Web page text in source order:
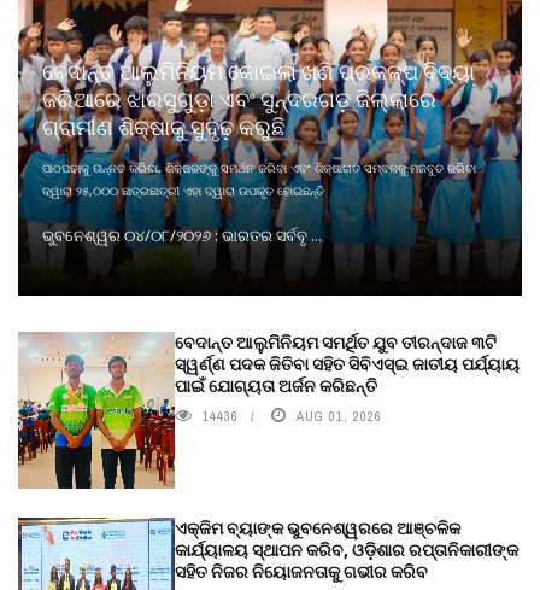
ବେଦାନ୍ତ ଆଲୁମିନିୟମ କୋଇଲା ଖଣି ପ୍ରକଳ୍ପ ବିଦ୍ୟା
ଜରିଆରେ ଝାରସୁଗୁଡ଼ା ଏବଂ ସୁନ୍ଦରଗଡ଼ ଜିଲ୍ଲାରେ
ଗ୍ରାମୀଣ ଶିକ୍ଷାକୁ ସୁଦୃଢ଼ କରୁଛି
ପାଠପଢାକୁ ଉନ୍ନତ କରିବା, ଶିକ୍ଷକଙ୍କୁ ସମର୍ଥନ କରିବା ଏବଂ ଶିକ୍ଷାଗତ ସମ୍ବଳକୁ ମଜବୁତ କରିବା
ଦ୍ୱାରା ୨୫,୦୦୦ ଛାତ୍ରଛାତ୍ରୀ ଏହା ଦ୍ୱାରା ଉପକୃତ ହୋଇଛନ୍ତି
ଭୁବନେଶ୍ୱର ୦୪/୦୮/୨୦୨୬ : ଭାରତର ସର୍ବବୃ ...
ବେଦାନ୍ତ ଆଲୁମିନିୟମ ସମର୍ଥିତ ଯୁବ ତୀରନ୍ଦାଜ ୩ଟି
ସ୍ୱର୍ଣ୍ଣ ପଦକ ଜିତିବା ସହିତ ସିବିଏସ୍ଇ ଜାତୀୟ ପର୍ଯ୍ୟାୟ
ପାଇଁ ଯୋଗ୍ୟତା ଅର୍ଜନ କରିଛନ୍ତି
14436 AUG 01, 2026
ଏକ୍ଜିମ ବ୍ୟାଙ୍କ ଭୁବନେଶ୍ୱରରେ ଆଞ୍ଚଳିକ
କାର୍ଯ୍ୟାଳୟ ସ୍ଥାପନ କରିବ, ଓଡ଼ିଶାର ରପ୍ତାନିକାରୀଙ୍କ
ସହିତ ନିଜର ନିୟୋଜନତାକୁ ଗଭୀର କରିବ